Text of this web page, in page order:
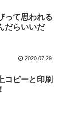
って思われる
だらいいだ
2020.07.29
コピーと印刷